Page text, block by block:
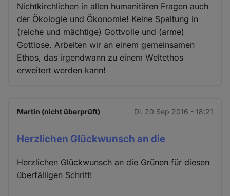
Nichtkirchlichen in allen humanitären Fragen auch
der Ökologie und Ökonomie! Keine Spaltung in
(reiche und mächtige) Gottvolle und (arme)
Gottlose. Arbeiten wir an einem gemeinsamen
Ethos, das irgendwann zu einem Weltethos
erweitert werden kann!
Martin (nicht überprüft) Di. 20 Sep 2016 - 18:21
Herzlichen Glückwunsch an die
Herzlichen Glückwunsch an die Grünen für diesen
überfälligen Schritt!